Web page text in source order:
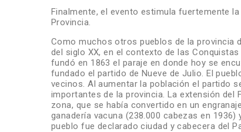
Finalmente, el evento estimula fuertemente
Provincia.
Como muchos otros pueblos de la provincia
del siglo XX, en el contexto de las
fundó en 1863 el paraje en donde hoy se
fundado el partido de Nueve de Julio. El
vecinos. Al aumentar la población el partido
importantes de la provincia. La extensión del
zona, que se había convertido en un
ganadería vacuna (238.000 cabezas en
pueblo fue declarado ciudad y cabecera del